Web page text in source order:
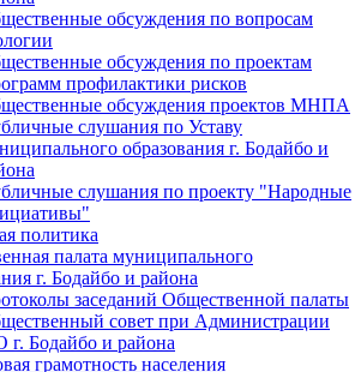
обсуждения по вопросам
обсуждения по проектам
профилактики рисков
обсуждения проектов МНПА
слушания по Уставу
образования г. Бодайбо и
слушания по проекту "Народные
политика
палата муниципального
г. Бодайбо и района
заседаний Общественной палаты
совет при Администрации
Бодайбо и района
грамотность населения